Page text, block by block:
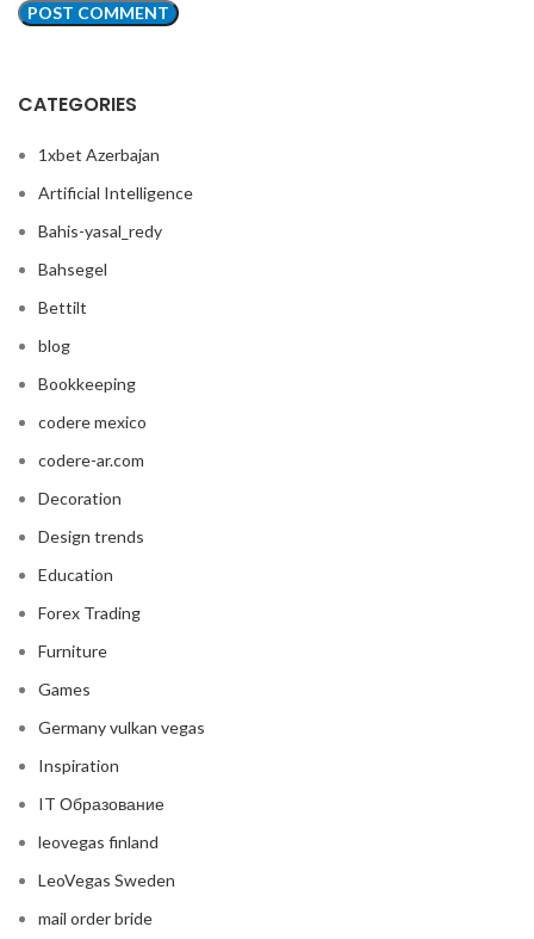
CATEGORIES
1xbet Azerbajan
Artificial Intelligence
Bahis-yasal_redy
Bahsegel
Bettilt
blog
Bookkeeping
codere mexico
codere-ar.com
Decoration
Design trends
Education
Forex Trading
Furniture
Games
Germany vulkan vegas
Inspiration
IT Образование
leovegas finland
LeoVegas Sweden
mail order bride